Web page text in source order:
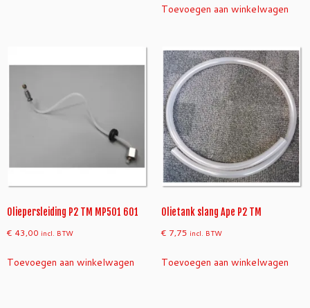
Toevoegen aan winkelwagen
Oliepersleiding P2 TM MP501 601
€ 43,00 incl. BTW
Toevoegen aan winkelwagen
Olietank slang Ape P2 TM
€ 7,75 incl. BTW
Toevoegen aan winkelwagen